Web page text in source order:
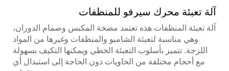
آلة تعبئة محرك سيرفو للمنظفات
آلة تعبئة المنظفات هذه تعتمد مضخة المكبس وصمام الدوران،
وهي مناسبة لتعبئة الشامبو والمنظفات وغيرها من المواد
اللزجة. تتميز بأسلوب التعبئة الخطي ويمكنها التكيف بسهولة
مع أحجام مختلفة من الحاويات دون الحاجة إلى استبدال أي